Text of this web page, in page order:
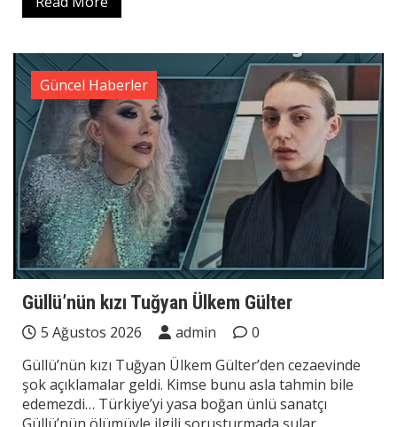
Güncel Haberler
Güllü’nün kızı Tuğyan Ülkem Gülter
5 Ağustos 2026 admin
0
Güllü’nün kızı Tuğyan Ülkem Gülter’den cezaevinde
şok açıklamalar geldi. Kimse bunu asla tahmin bile
edemezdi… Türkiye’yi yasa boğan ünlü sanatçı